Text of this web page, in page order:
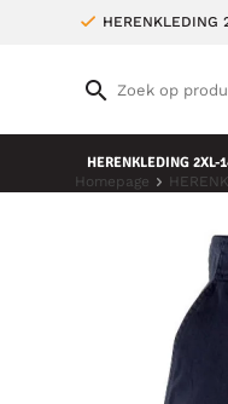
HERENKLEDING
HERENKLEDING 2XL-
Homepage